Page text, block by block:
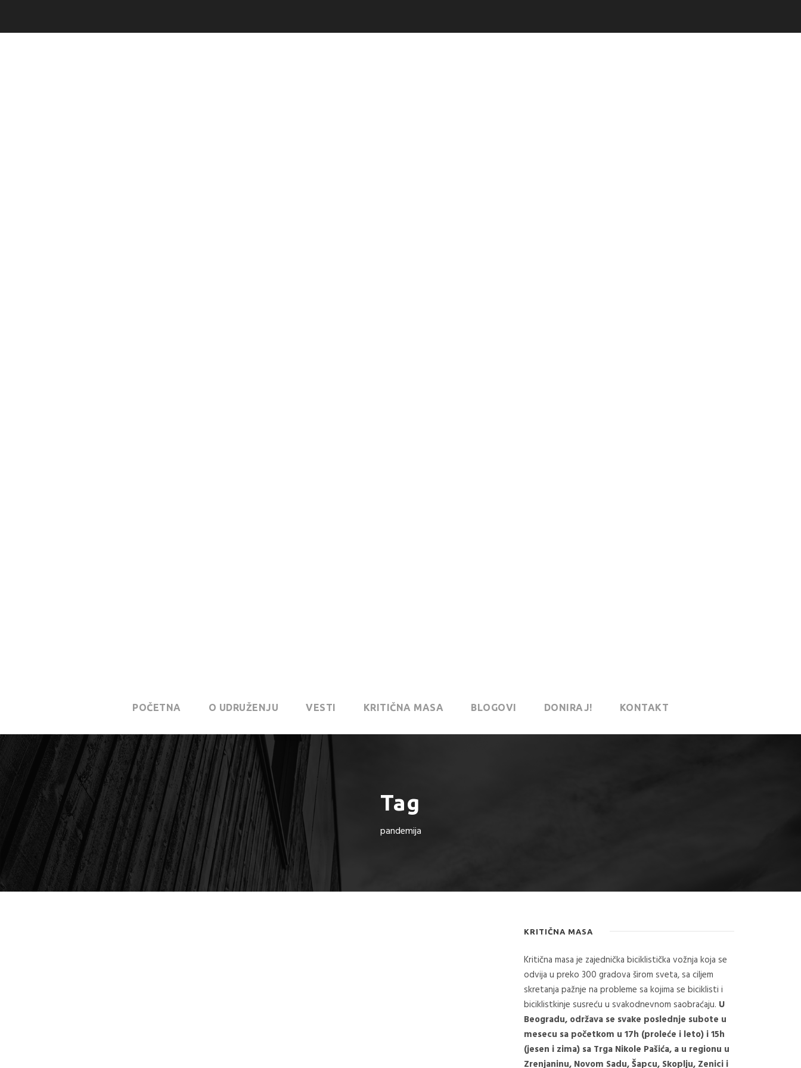
POČETNA O UDRUŽENJU VESTI KRITIČNA MASA BLOGOVI DONIRAJ! KONTAKT
Tag
pandemija
KRITIČNA MASA
Kritična masa je zajednička biciklistička vožnja koja se
odvija u preko 300 gradova širom sveta, sa ciljem
skretanja pažnje na probleme sa kojima se biciklisti i
biciklistkinje susreću u svakodnevnom saobraćaju. U
Beogradu, održava se svake poslednje subote u
mesecu sa početkom u 17h (proleće i leto) i 15h
(jesen i zima) sa Trga Nikole Pašića, a u regionu u
Zrenjaninu, Novom Sadu, Šapcu, Skoplju, Zenici i